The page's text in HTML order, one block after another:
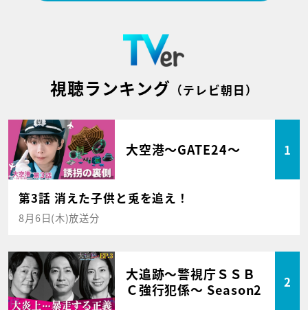
視聴ランキング （テレビ朝日）
大空港～GATE24～ 1
第3話 消えた子供と兎を追え！
8月6日(木)放送分
大追跡～警視庁ＳＳＢ
Ｃ強行犯係～ Season2
2